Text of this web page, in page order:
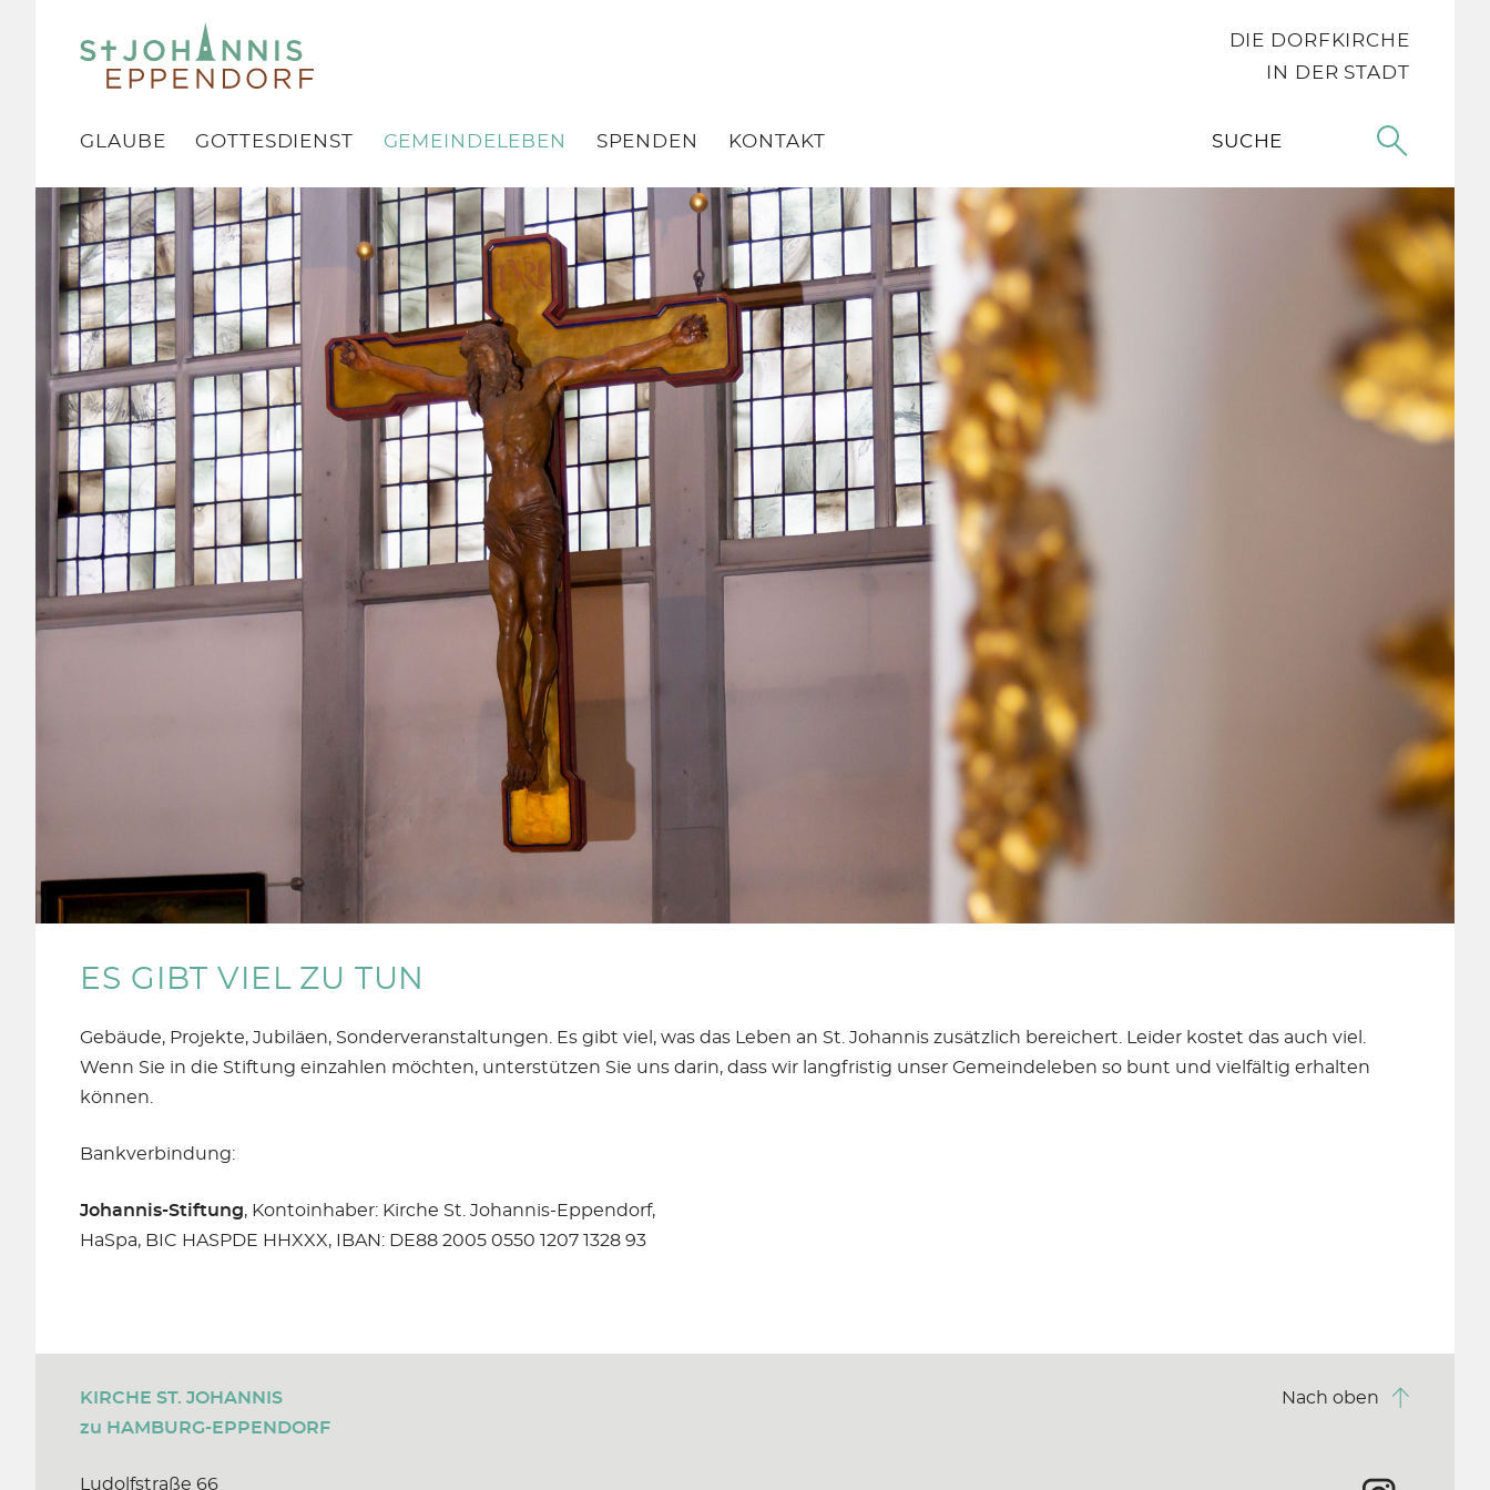
DIE DORFKIRCHE
IN DER STADT
GLAUBE GOTTESDIENST GEMEINDELEBEN SPENDEN KONTAKT
ES GIBT VIEL ZU TUN
Gebäude, Projekte, Jubiläen, Sonderveranstaltungen. Es gibt viel, was das Leben an St. Johannis zusätzlich bereichert. Leider kostet das auch viel.
Wenn Sie in die Stiftung einzahlen möchten, unterstützen Sie uns darin, dass wir langfristig unser Gemeindeleben so bunt und vielfältig erhalten
können.
Bankverbindung:
Johannis-Stiftung, Kontoinhaber: Kirche St. Johannis-Eppendorf,
HaSpa, BIC HASPDE HHXXX, IBAN: DE88 2005 0550 1207 1328 93
KIRCHE ST. JOHANNIS
zu HAMBURG-EPPENDORF
Ludolfstraße 66
Nach oben u